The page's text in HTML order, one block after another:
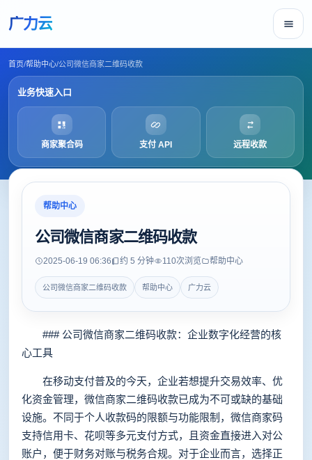
广力云
首页/帮助中心/公司微信商家二维码收款
业务快速入口
商家聚合码 支付 API 远程收款
帮助中心
公司微信商家二维码收款
2025-06-19 06:36 约 5 分钟 110次浏览 帮助中心
公司微信商家二维码收款 帮助中心 广力云
### 公司微信商家二维码收款：企业数字化经营的核
心工具
在移动支付普及的今天，企业若想提升交易效率、优
化资金管理，微信商家二维码收款已成为不可或缺的基础
设施。不同于个人收款码的限额与功能限制，微信商家码
支持信用卡、花呗等多元支付方式，且资金直接进入对公
账户，便于财务对账与税务合规。对于企业而言，选择正